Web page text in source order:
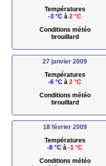
Températures
-3 °C à 2 °C
Conditions météo
brouillard
27 janvier 2009
Températures
-6 °C à 2 °C
Conditions météo
brouillard
18 février 2009
Températures
-8 °C à -1 °C
Conditions météo